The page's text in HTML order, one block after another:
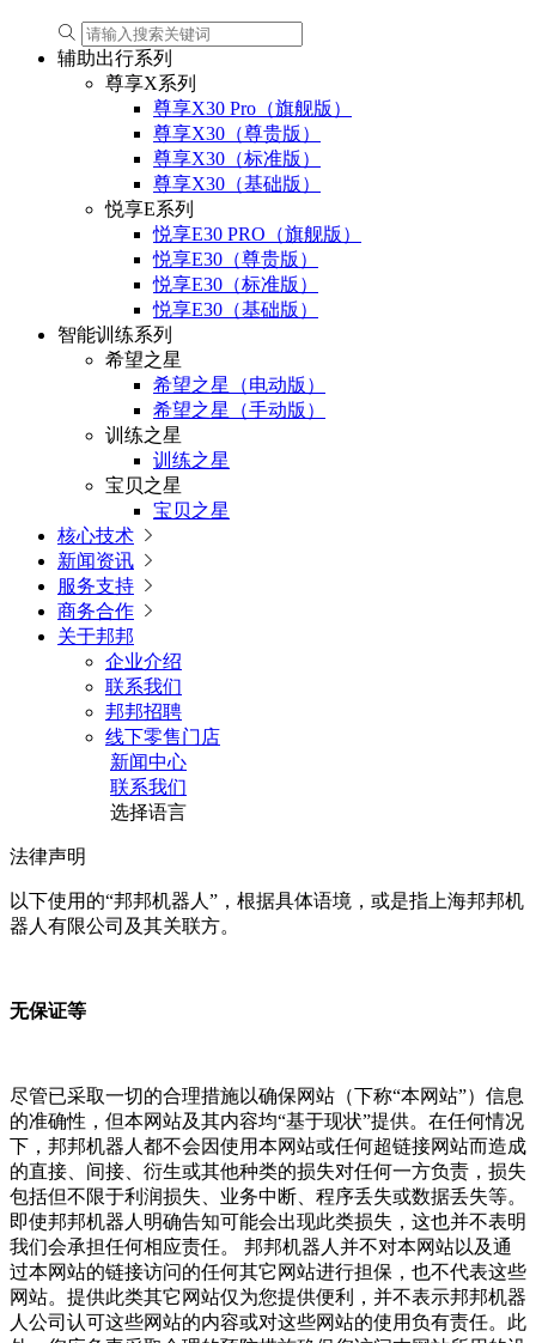
辅助出行系列
尊享X系列
尊享X30 Pro（旗舰版）
尊享X30（尊贵版）
尊享X30（标准版）
尊享X30（基础版）
悦享E系列
悦享E30 PRO（旗舰版）
悦享E30（尊贵版）
悦享E30（标准版）
悦享E30（基础版）
智能训练系列
希望之星
希望之星（电动版）
希望之星（手动版）
训练之星
训练之星
宝贝之星
宝贝之星
核心技术 
新闻资讯 
服务支持 
商务合作 
关于邦邦
企业介绍
联系我们
邦邦招聘
线下零售门店
新闻中心
联系我们
选择语言
法律声明
以下使用的“邦邦机器人”，根据具体语境，或是指上海邦邦机
器人有限公司及其关联方。
无保证等
尽管已采取一切的合理措施以确保网站（下称“本网站”）信息
的准确性，但本网站及其内容均“基于现状”提供。在任何情况
下，邦邦机器人都不会因使用本网站或任何超链接网站而造成
的直接、间接、衍生或其他种类的损失对任何一方负责，损失
包括但不限于利润损失、业务中断、程序丢失或数据丢失等。
即使邦邦机器人明确告知可能会出现此类损失，这也并不表明
我们会承担任何相应责任。 邦邦机器人并不对本网站以及通
过本网站的链接访问的任何其它网站进行担保，也不代表这些
网站。提供此类其它网站仅为您提供便利，并不表示邦邦机器
人公司认可这些网站的内容或对这些网站的使用负有责任。此